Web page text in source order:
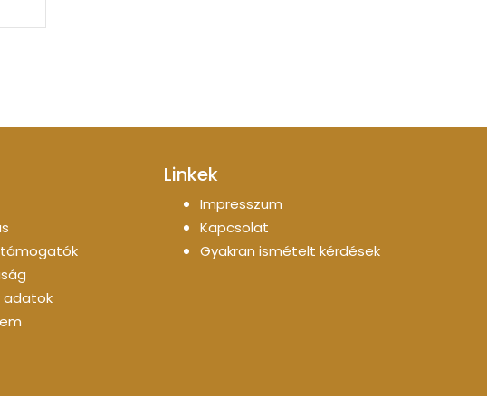
támogatók
adatok
Linkek
Impresszum
Kapcsolat
Gyakran ismételt kérdések